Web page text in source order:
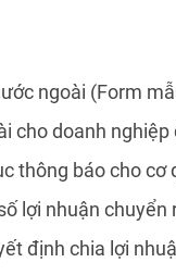
ngoài (Form
cho doanh
thông báo cho cơ
lợi nhuận chuyển
định chia lợi